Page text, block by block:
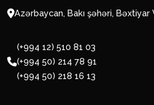
Azərbaycan, Bakı şəhəri, Bəxtiyar
(+994 12) 510 81 03
(+994 50) 214 78 91
(+994 50) 218 16 13